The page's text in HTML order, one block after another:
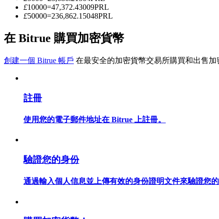
成為跟單交易員
£10000=47,372.43009PRL
£50000=236,862.15048PRL
在 Bitrue 購買加密貨幣
創建一個 Bitrue 帳戶 在最安全的加密貨幣交易所購買和出售加
註冊
使用您的電子郵件地址在 Bitrue 上註冊。
驗證您的身份
通過輸入個人信息並上傳有效的身份證明文件來驗證您的